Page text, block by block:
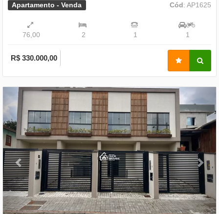
Apartamento - Venda Cód: AP1625
76,00 2 1 1
R$ 330.000,00
Previous